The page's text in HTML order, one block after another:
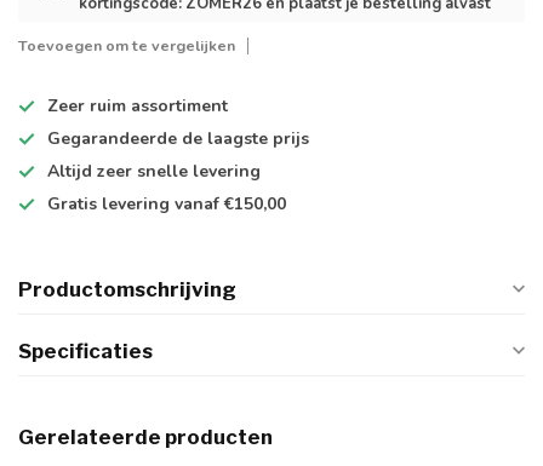
Toevoegen om te vergelijken
Zeer ruim assortiment
Gegarandeerde de laagste prijs
Altijd zeer snelle levering
Gratis levering vanaf €150,00
Productomschrijving
Specificaties
Gerelateerde producten